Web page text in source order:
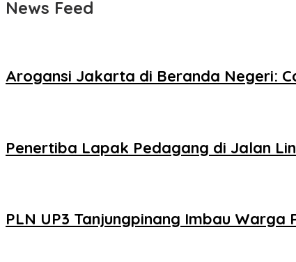
News Feed
Arogansi Jakarta di Beranda Negeri:
Penertiba Lapak Pedagang di Jalan
PLN UP3 Tanjungpinang Imbau